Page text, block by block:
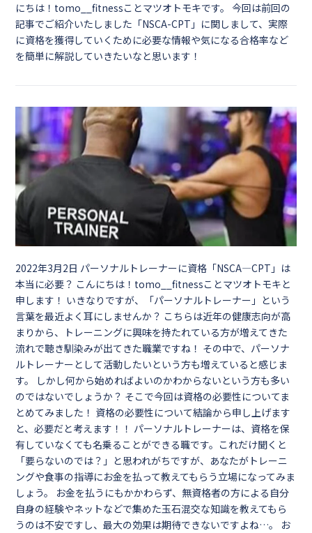
にちは！tomo__fitnessことマツオトモキです。 今回は前回の
記事でご紹介いたしました「NSCA-CPT」に関しまして、実際
に資格を獲得していくために必要な情報や気になる合格率など
を簡単に解説していきたいなと思います！
2022年3月2日 パーソナルトレーナーに資格「NSCA―CPT」は
本当に必要？ こんにちは！tomo__fitnessことマツオトモキと
申します！ いきなりですが、「パーソナルトレーナー」という
言葉を最近よく耳にしませんか？ こちらは近年の健康志向が高
まりから、トレーニングに興味を持たれている方が増えてきた
流れで聴き馴染みが出てきた職業ですね！ その中で、パーソナ
ルトレーナーとして活動したいという方も増えていると感じま
す。 しかし何から始めればよいのかわからないという方も多い
のではないでしょうか？ そこで今回は資格の必要性についてま
とめてみました！ 資格の必要性について結論から申し上げます
と、必要だと考えます！！ パーソナルトレーナーは、資格を保
有していなくても名乗ることができる職です。これだけ聞くと
「要らないのでは？」と思われがちですが、あなたがトレーニ
ングや食事の指導にお金を払って教えてもらう立場になってみま
しょう。 お金を払うにもかかわらず、無資格者の方による自分
自身の経験やネットなどで集めた玉石混交な知識を教えてもら
うのは不安ですし、最大の効果は期待できないですよね…。 お